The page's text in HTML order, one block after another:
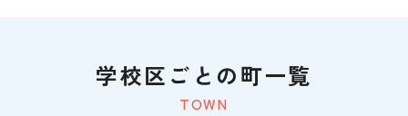
TOWN
学校区ごとの町一覧